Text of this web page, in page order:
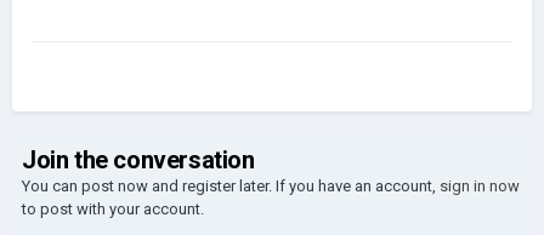
Join the conversation
You can post now and register later. If you have an account, sign in now
to post with your account.